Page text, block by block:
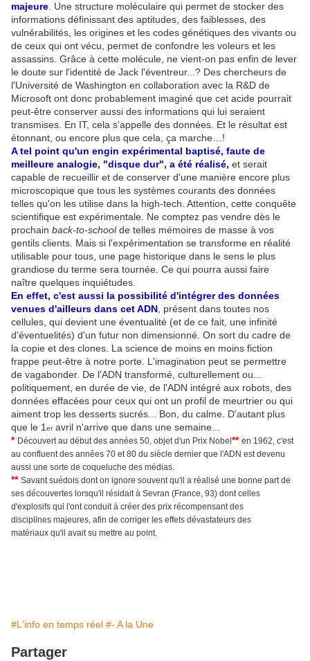
majeure . Une structure moléculaire qui permet de stocker des
informations définissant des aptitudes, des faiblesses, des
vulnérabilités, les origines et les codes génétiques des vivants ou
de ceux qui ont vécu, permet de confondre les voleurs et les
assassins. Grâce à cette molécule, ne vient-on pas enfin de lever
le doute sur l'identité de Jack l'éventreur...? Des chercheurs de
l'Université de Washington en collaboration avec la R&D de
Microsoft ont donc probablement imaginé que cet acide pourrait
peut-être conserver aussi des informations qui lui seraient
transmises. En IT, cela s'appelle des données. Et le résultat est
étonnant, ou encore plus que cela, ça marche…!
A tel point qu'un engin expérimental baptisé, faute de
meilleure analogie, "disque dur", a été réalisé, et serait
capable de recueillir et de conserver d'une manière encore plus
microscopique que tous les systèmes courants des données
telles qu'on les utilise dans la high-tech. Attention, cette conquête
scientifique est expérimentale. Ne comptez pas vendre dès le
prochain back-to-schoolde telles mémoires de masse à vos
gentils clients. Mais si l'expérimentation se transforme en réalité
utilisable pour tous, une page historique dans le sens le plus
grandiose du terme sera tournée. Ce qui pourra aussi faire
naître quelques inquiétudes.
En effet, c'est aussi la possibilité d'intégrer des données
venues d'ailleurs dans cet ADN , présent dans toutes nos
cellules, qui devient une éventualité (et de ce fait, une infinité
d'éventuelités) d'un futur non dimensionné. On sort du cadre de
la copie et des clones. La science de moins en moins fiction
frappe peut-être à notre porte. L'imagination peut se permettre
de vagabonder. De l'ADN transformé, culturellement ou...
politiquement, en durée de vie, de l'ADN intégré aux robots, des
données effacées pour ceux qui ont un profil de meurtrier ou qui
aiment trop les desserts sucrés... Bon, du calme. D'autant plus
que le 1 eravril n'arrive que dans une semaine...
* Découvert au début des années 50, objet d'un Prix Nobel ** en 1962, c'est
au confluent des années 70 et 80 du siècle dernier que l'ADN est devenu
aussi une sorte de coqueluche des médias.
** Savant suédois dont on ignore souvent qu'il a réalisé une bonne part de
ses découvertes lorsqu'il résidait à Sevran (France, 93) dont celles
d'explosifs qui l'ont conduit à créer des prix récompensant des
disciplines majeures, afin de corriger les effets dévastateurs des
matériaux qu'il avait su mettre au point.
#L'info en temps réel #- A la Une
Partager